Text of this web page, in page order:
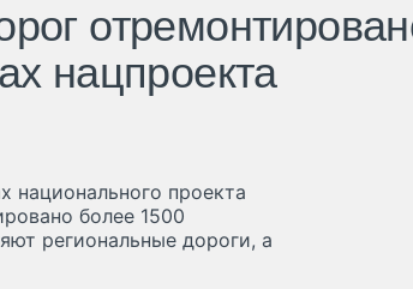
нацпроекта
национального проекта
более 1500
региональные дороги, а